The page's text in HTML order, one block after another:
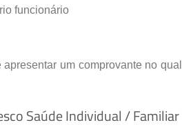
funcionário
um comprovante no
Saúde Individual / Familiar